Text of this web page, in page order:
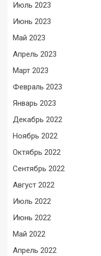
Июль 2023
Июнь 2023
Май 2023
Апрель 2023
Март 2023
Февраль 2023
Январь 2023
Декабрь 2022
Ноябрь 2022
Октябрь 2022
Сентябрь 2022
Август 2022
Июль 2022
Июнь 2022
Май 2022
Апрель 2022